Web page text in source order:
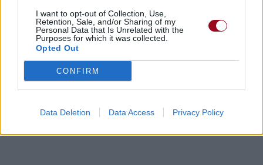
I want to opt-out of Collection, Use,
Retention, Sale, and/or Sharing of my
Personal Data that Is Unrelated with the
Purposes for which it was collected.
Opted Out
CONFIRM
Data Deletion Data Access Privacy Policy